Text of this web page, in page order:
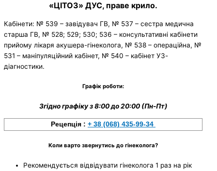
«ЦІТОЗ» ДУС, праве крило.
Кабінети: № 539 – завідувач ГВ, № 537 – сестра медична
старша ГВ, № 528; 529; 530; 536 – консультативні кабінети
прийому лікаря акушера-гінеколога, № 538 – операційна, №
531 – маніпуляційний кабінет, № 540 – кабінет УЗ-
діагностики.
Графік роботи:
Згідно графіку з 8:00 до 20:00 (Пн-Пт)
Рецепція : + 38 (068) 435-99-34
Коли варто звернутись до гінеколога?
Рекомендується відвідувати гінеколога 1 раз на рік